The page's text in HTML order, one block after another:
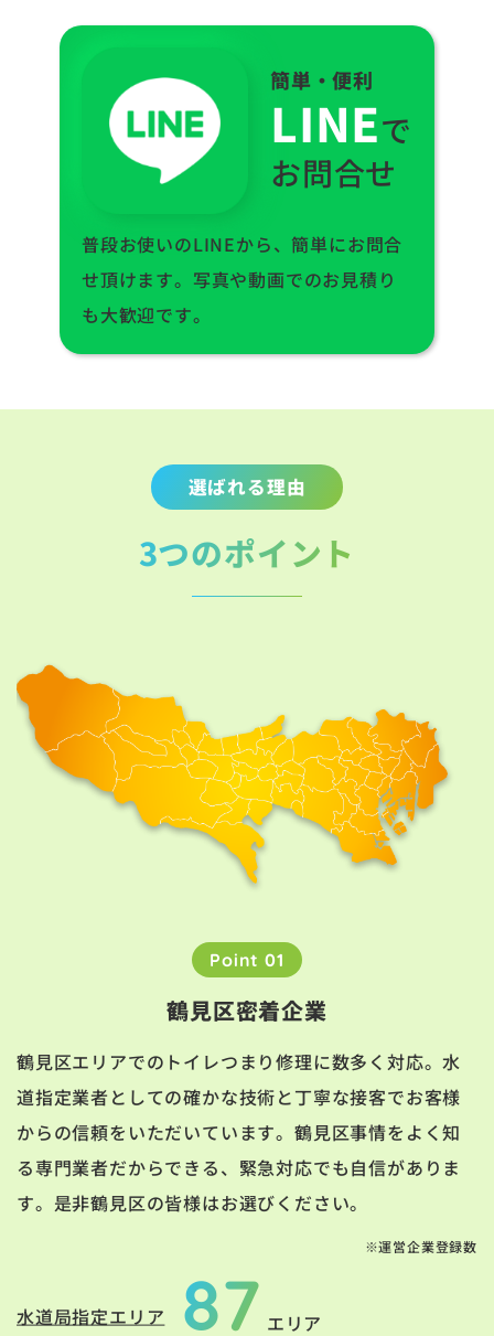
簡単・便利
LINEで
お問合せ
普段お使いのLINEから、簡単にお問合
せ頂けます。写真や動画でのお見積り
も大歓迎です。
選ばれる理由
3つのポイント
Point 01
鶴見区密着企業
鶴見区エリアでのトイレつまり修理に数多く対応。水
道指定業者としての確かな技術と丁寧な接客でお客様
からの信頼をいただいています。鶴見区事情をよく知
る専門業者だからできる、緊急対応でも自信がありま
す。是非鶴見区の皆様はお選びください。
※運営企業登録数
水道局指定エリア 87 エリア